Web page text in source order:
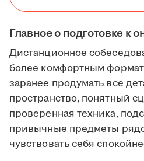
Главное о подготовке к
Дистанционное
более комфортным
заранее продумать все
пространство, понятный
проверенная техника,
привычные предметы
чувствовать себя